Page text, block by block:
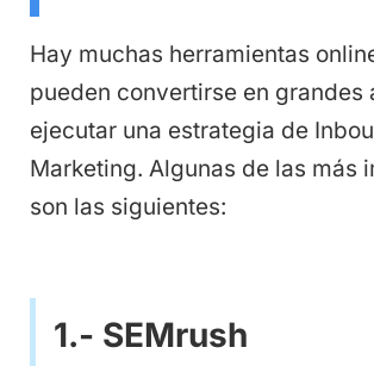
Hay muchas herramientas
pueden convertirse en grandes
ejecutar una estrategia de
Marketing. Algunas de las más
son las siguientes:
1.- SEMrush